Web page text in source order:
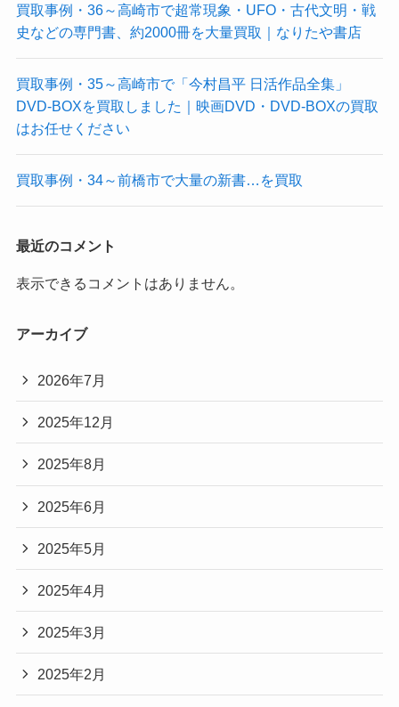
買取事例・36～高崎市で超常現象・UFO・古代文明・戦
史などの専門書、約2000冊を大量買取｜なりたや書店
買取事例・35～高崎市で「今村昌平 日活作品全集」
DVD-BOXを買取しました｜映画DVD・DVD-BOXの買取
はお任せください
買取事例・34～前橋市で大量の新書…を買取
最近のコメント
表示できるコメントはありません。
アーカイブ
2026年7月
2025年12月
2025年8月
2025年6月
2025年5月
2025年4月
2025年3月
2025年2月